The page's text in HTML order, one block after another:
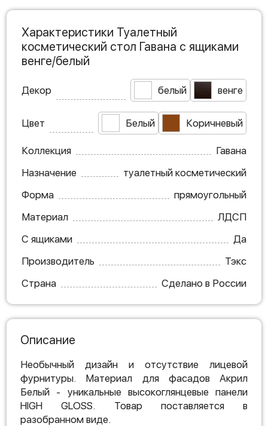
Характеристики Туалетный
косметический стол Гавана с ящиками
венге/белый
Декор белый венге
Цвет Белый Коричневый
Коллекция
Гавана
Назначение
туалетный косметический
Форма
прямоугольный
Материал
ЛДСП
С ящиками
Да
Производитель
Тэкс
Страна
Сделано в России
Описание
Необычный дизайн и отсутствие лицевой
фурнитуры. Материал для фасадов Акрил
Белый - уникальные высокоглянцевые панели
HIGH GLOSS. Товар поставляется в
разобранном виде.